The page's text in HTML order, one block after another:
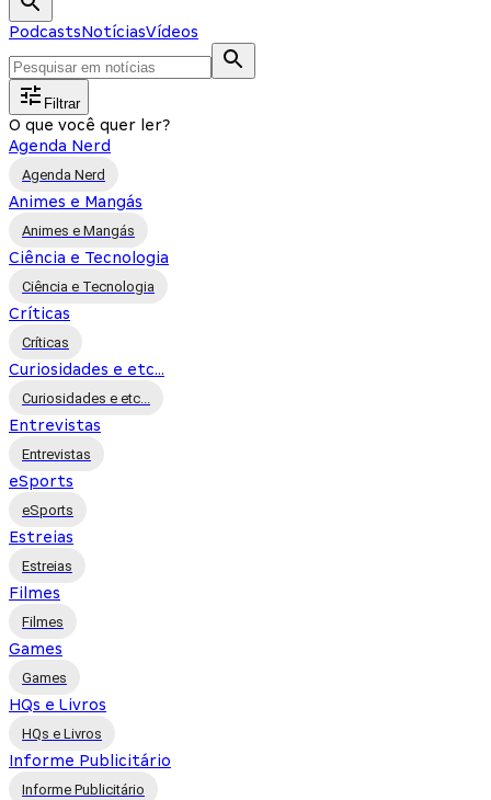
PodcastsNotíciasVídeos
Filtrar
O que você quer ler?
Agenda Nerd
Agenda Nerd
Animes e Mangás
Animes e Mangás
Ciência e Tecnologia
Ciência e Tecnologia
Críticas
Críticas
Curiosidades e etc...
Curiosidades e etc...
Entrevistas
Entrevistas
eSports
eSports
Estreias
Estreias
Filmes
Filmes
Games
Games
HQs e Livros
HQs e Livros
Informe Publicitário
Informe Publicitário